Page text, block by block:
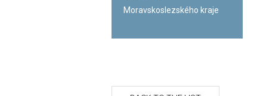
Moravskoslezského kraje